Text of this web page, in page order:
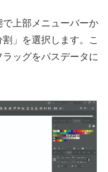
上部メニューバーか
」を選択します。こ
ッグをパスデータに